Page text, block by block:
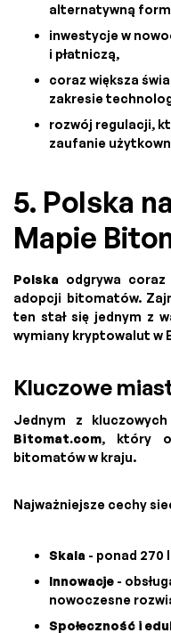
alternatywną
inwestycje w
i płatniczą,
coraz większa
zakresie
rozwój regulacji,
zaufanie
5. Polska
Mapie
Polska odgrywa
adopcji bitomatów.
ten stał się jednym z
wymiany kryptowalut w
Kluczowe
Jednym z
Bitomat.com, który
bitomatów w kraju.
Najważniejsze cechy
Skala - ponad 270
Innowacje -
nowoczesne
Społeczność i